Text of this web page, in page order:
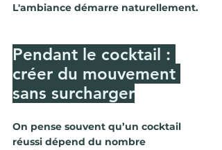
L'ambiance démarre naturellement.
Pendant le cocktail :
créer du mouvement
sans surcharger
On pense souvent qu’un cocktail
réussi dépend du nombre